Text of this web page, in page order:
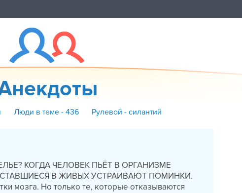
Люди в теме - 436 Рулевой - силантий
КОГДА ЧЕЛОВЕК ПЬЁТ В ОРГАНИЗМЕ
В ЖИВЫХ УСТРАИВАЮТ ПОМИНКИ.
мозга. Но только те, которые отказываются